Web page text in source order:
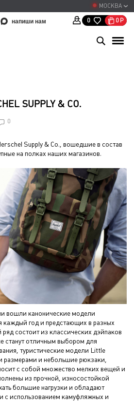
МОСКВА
напиши нам 0 0 Р
SUPPLY & CO.
0
Supply & Co., вошедшие в состав
на полках наших магазинов.
вошли канонические модели
год и предстающих в разных
состоит из классических дэйпаков
станут отличным выбором для
туристические модели Little
размерами и небольшие рюкзаки,
с собой множество мелких вещей и
из прочной, износостойкой
большие нагрузки и обладают
с использованием камуфляжных и